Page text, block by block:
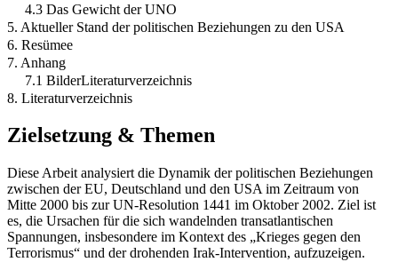
4.3 Das Gewicht der UNO
5. Aktueller Stand der politischen Beziehungen zu den USA
6. Resümee
7. Anhang
7.1 BilderLiteraturverzeichnis
8. Literaturverzeichnis
Zielsetzung & Themen
Diese Arbeit analysiert die Dynamik der politischen Beziehungen
zwischen der EU, Deutschland und den USA im Zeitraum von
Mitte 2000 bis zur UN-Resolution 1441 im Oktober 2002. Ziel ist
es, die Ursachen für die sich wandelnden transatlantischen
Spannungen, insbesondere im Kontext des „Krieges gegen den
Terrorismus“ und der drohenden Irak-Intervention, aufzuzeigen.